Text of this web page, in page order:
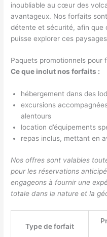
inoubliable au cœur des
avantageux. Nos forfaits
détente et sécurité, afin que
puisse explorer ces
Paquets promotionnels pour
Ce que inclut nos forfaits :
hébergement dans des
excursions
alentours
location d’équipements
repas inclus, mettant en
Nos offres sont valables
pour les réservations
engageons à fournir une
totale dans la nature et la
Type de forfait